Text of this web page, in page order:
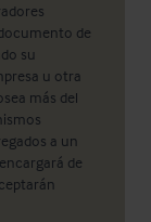
de
su
u otra
más del
a un
de